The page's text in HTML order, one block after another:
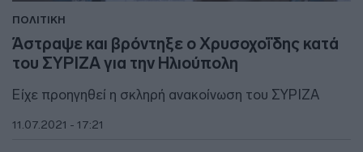
ΠΟΛΙΤΙΚΗ
Άστραψε και βρόντηξε ο Χρυσοχοΐδης κατά
του ΣΥΡΙΖΑ για την Ηλιούπολη
Είχε προηγηθεί η σκληρή ανακοίνωση του ΣΥΡΙΖΑ
11.07.2021 - 17:21